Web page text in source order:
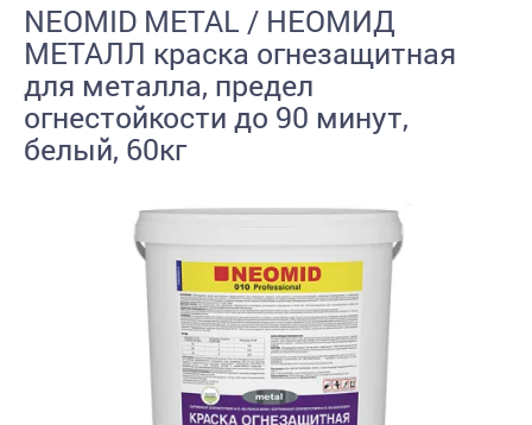
NEOMID METAL / НЕОМИД
МЕТАЛЛ краска огнезащитная
для металла, предел
огнестойкости до 90 минут,
белый, 60кг